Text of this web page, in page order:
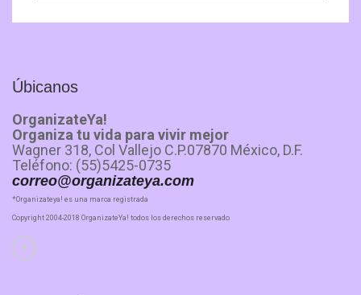
Úbicanos
OrganizateYa!
Organiza tu vida para vivir mejor
Wagner 318, Col Vallejo C.P.07870 México, D.F.
Teléfono: (55)5425-0735
correo@organizateya.com
*Organizateya! es una marca registrada
Copyright 2004-2018 OrganizateYa! todos los derechos reservado